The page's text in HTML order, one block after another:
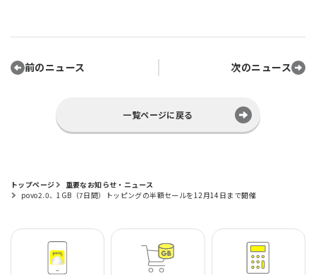
前のニュース 次のニュース
一覧ページに戻る
トップページ
重要なお知らせ・ニュース
povo2.0、1GB（7日間）トッピングの半額セールを12月14日まで開催